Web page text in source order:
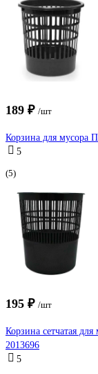
189 ₽ /шт
Корзина для мусора
5
(5)
195 ₽ /шт
Корзина сетчатая
2013696
5